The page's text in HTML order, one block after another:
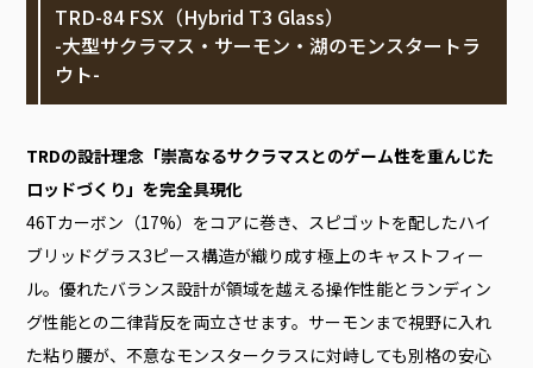
TRD-84 FSX（Hybrid T3 Glass）
-大型サクラマス・サーモン・湖のモンスタートラ
ウト-
TRDの設計理念「崇高なるサクラマスとのゲーム性を重んじた
ロッドづくり」を完全具現化
46Tカーボン（17%）をコアに巻き、スピゴットを配したハイ
ブリッドグラス3ピース構造が織り成す極上のキャストフィー
ル。優れたバランス設計が領域を越える操作性能とランディン
グ性能との二律背反を両立させます。サーモンまで視野に入れ
た粘り腰が、不意なモンスタークラスに対峙しても別格の安心